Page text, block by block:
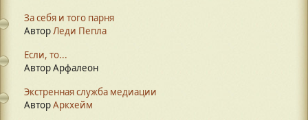
За себя и того парня
АвторЛеди Пепла
Если, то...
Автор Арфалеон
Экстренная служба медиации
АвторАркхейм